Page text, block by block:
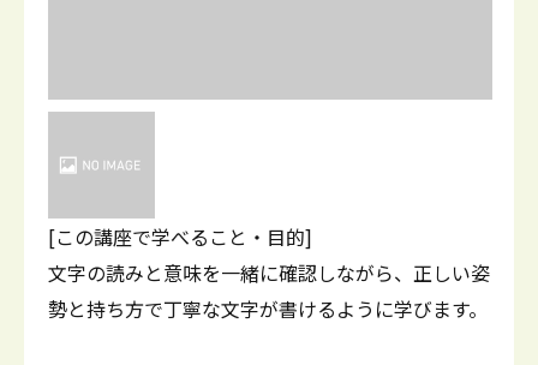
[この講座で学べること・目的]
文字の読みと意味を一緒に確認しながら、正しい姿
勢と持ち方で丁寧な文字が書けるように学びます。